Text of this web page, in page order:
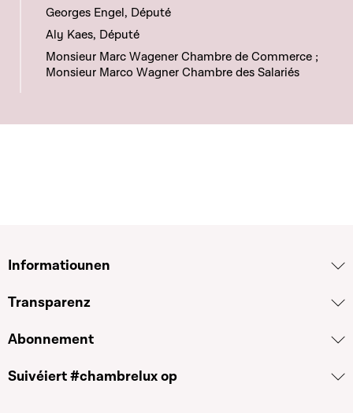
Georges Engel, Député
Aly Kaes, Député
Monsieur Marc Wagener Chambre de Commerce ;
Monsieur Marco Wagner Chambre des Salariés
Informatiounen
Transparenz
Abonnement
Suivéiert #chambrelux op